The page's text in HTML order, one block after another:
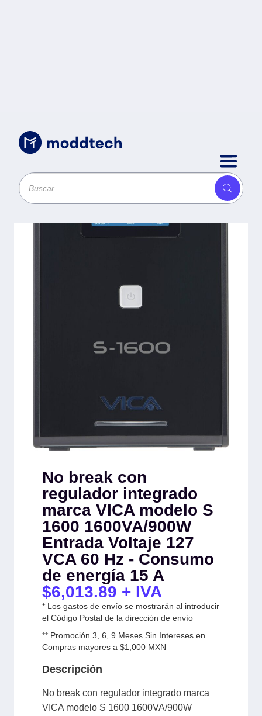
Respaldo y Regulación
Voltaje 127 VCA 60 Hz -
Consumo de energía 15 A
No break con
regulador integrado
marca VICA modelo S
1600 1600VA/900W
Entrada Voltaje 127
VCA 60 Hz - Consumo
de energía 15 A
$6,013.89 + IVA
* Los gastos de envío se mostrarán al introducir
el Código Postal de la dirección de envío
** Promoción 3, 6, 9 Meses Sin Intereses en
Compras mayores a $1,000 MXN
Descripción
No break con regulador integrado marca
VICA modelo S 1600 1600VA/900W